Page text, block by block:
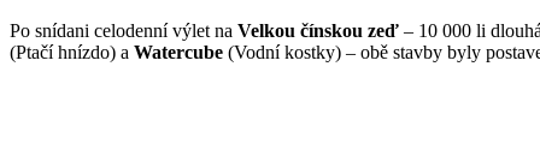
Po snídani celodenní výlet na Velkou čínskou zeď – 10 000 li
(Ptačí hnízdo) a Watercube (Vodní kostky) – obě stavby byly